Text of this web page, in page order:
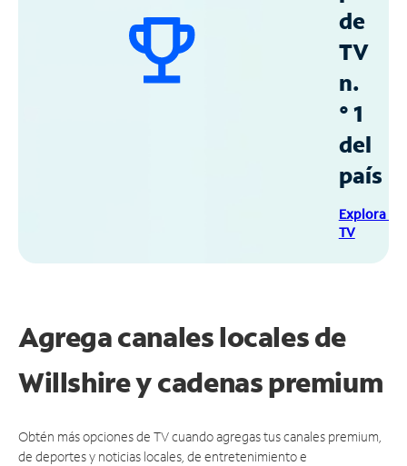
de
TV
n.
° 1
del
país
Explora
TV
Agrega canales locales de
Willshire y cadenas premium
Obtén más opciones de TV cuando agregas tus canales premium,
de deportes y noticias locales, de entretenimiento e